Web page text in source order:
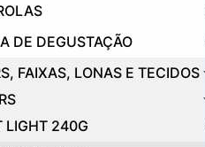
DE DEGUSTAÇÃO
FAIXAS, LONAS E TECIDOS
LIGHT 240G